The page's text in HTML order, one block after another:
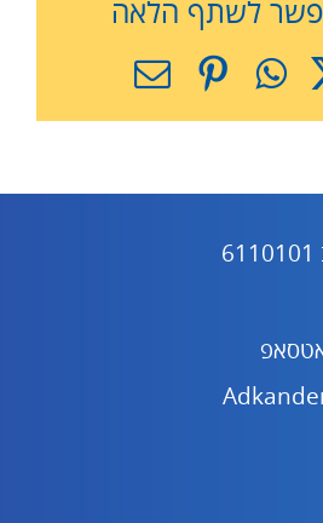
לשתף הלאה
X
WhatsApp
Pinterest
כתובת